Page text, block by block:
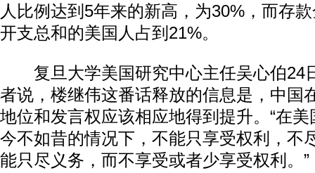
人比例达到5年来的新高，为30%，而存
开支总和的美国人占到21%。
复旦大学美国研究中心主任吴心伯24
者说，楼继伟这番话释放的信息是，中国
地位和发言权应该相应地得到提升。“在
今不如昔的情况下，不能只享受权利，不
能只尽义务，而不享受或者少享受权利。”